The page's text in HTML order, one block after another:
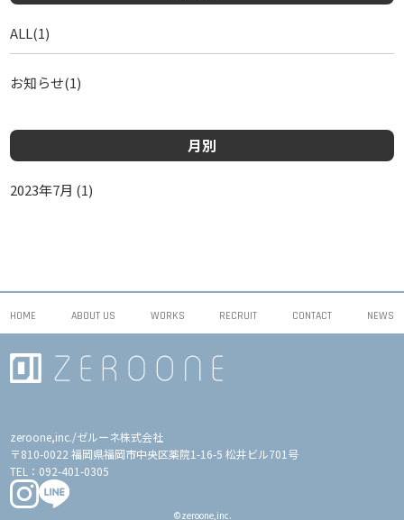
ALL(1)
お知らせ(1)
月別
2023年7月 (1)
HOME ABOUT US WORKS RECRUIT CONTACT NEWS
zeroone,inc./ゼルーネ株式会社
〒810-0022 福岡県福岡市中央区薬院1-16-5 松井ビル701号
TEL： 092-401-0305
©zeroone,inc.